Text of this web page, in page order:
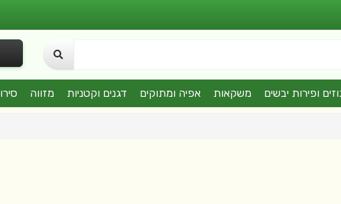
ופירות יבשים משקאות אפיה ומתוקים דגנים וקטניות מזווה